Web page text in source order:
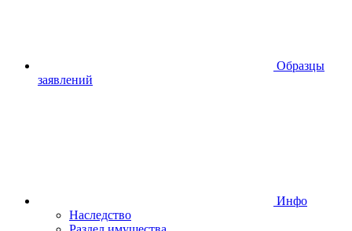
Образцы
заявлений
Инфо
Наследство